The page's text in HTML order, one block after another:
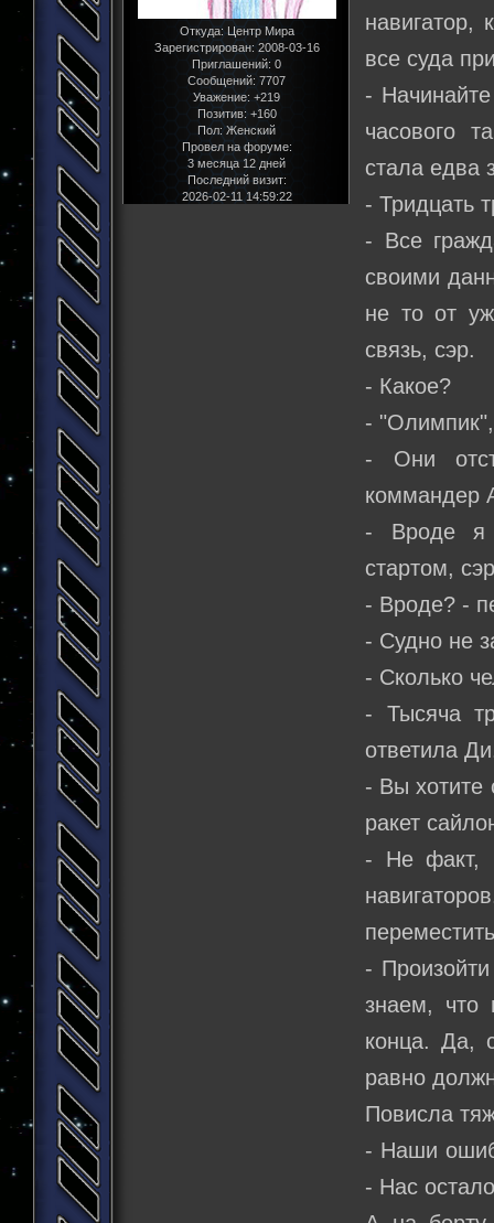
Откуда:Центр Мира
Зарегистрирован: 2008-03-16
Приглашений: 0
Сообщений: 7707
Уважение: +219
Позитив: +160
Пол:Женский
Провел на форуме:
3 месяца 12 дней
Последний визит:
2026-02-11 14:59:22
навигатор,
все суда
-
часового
стала едва
- Тридцать
- Все
своими
не то от
связь, сэр.
- Какое?
- "Олимпик",
- Они
коммандер
- Вроде я
стартом,
- Вроде? -
- Судно не
- Сколько
- Тысяча
ответила
- Вы хотите
ракет
- Не факт,
-
знаем, что
конца. Да,
равно
Повисла
- Наши
- Нас